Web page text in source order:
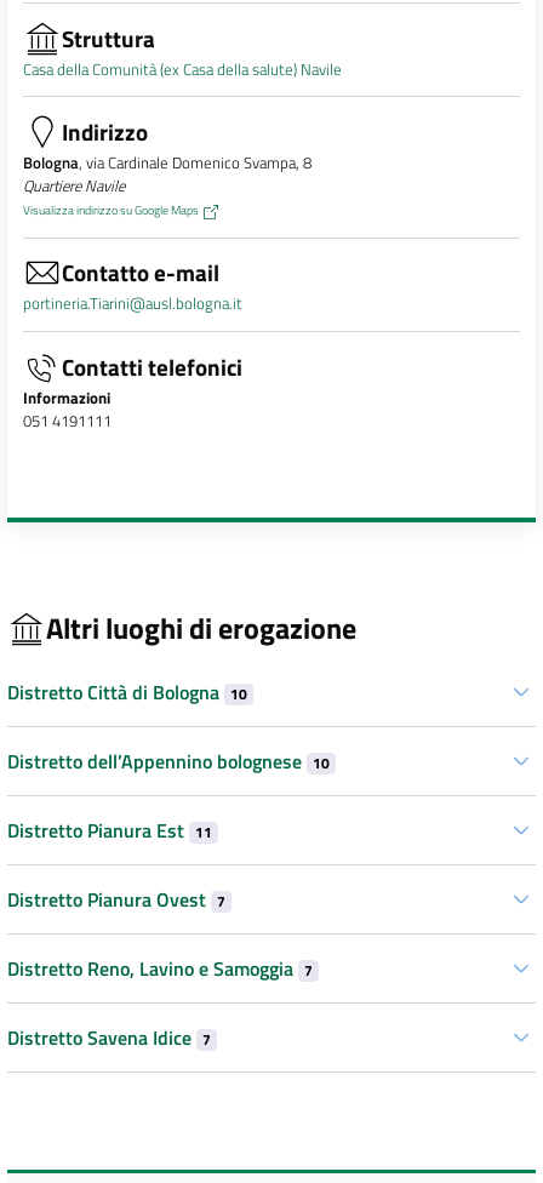
Struttura
Casa della Comunità (ex Casa della salute) Navile
Indirizzo
Bologna, via Cardinale Domenico Svampa, 8
Quartiere Navile
Visualizza indirizzo su Google Maps
Contatto e-mail
portineria.Tiarini@ausl.bologna.it
Contatti telefonici
Informazioni
051 4191111
Altri luoghi di erogazione
Distretto Città di Bologna 10
Distretto dell’Appennino bolognese 10
Distretto Pianura Est 11
Distretto Pianura Ovest 7
Distretto Reno, Lavino e Samoggia 7
Distretto Savena Idice 7